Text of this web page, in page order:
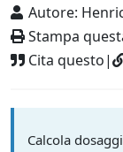
Autore:
Stampa
Cita questo|
Calcola